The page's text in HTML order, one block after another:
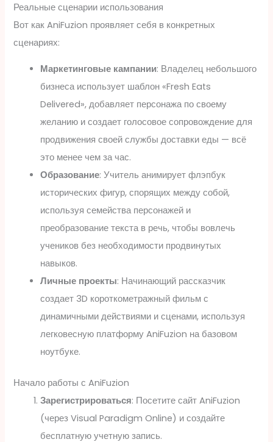
Реальные сценарии использования
Вот как AniFuzion проявляет себя в конкретных
сценариях:
Маркетинговые кампании: Владелец небольшого
бизнеса использует шаблон «Fresh Eats
Delivered», добавляет персонажа по своему
желанию и создает голосовое сопровождение для
продвижения своей службы доставки еды — всё
это менее чем за час.
Образование: Учитель анимирует флэпбук
исторических фигур, спорящих между собой,
используя семейства персонажей и
преобразование текста в речь, чтобы вовлечь
учеников без необходимости продвинутых
навыков.
Личные проекты: Начинающий рассказчик
создает 3D короткометражный фильм с
динамичными действиями и сценами, используя
легковесную платформу AniFuzion на базовом
ноутбуке.
Начало работы с AniFuzion
Зарегистрироваться: Посетите сайт AniFuzion
(через Visual Paradigm Online) и создайте
бесплатную учетную запись.